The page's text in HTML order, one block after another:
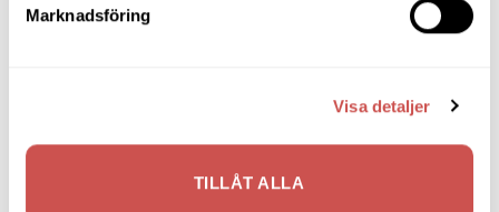
Marknadsföring
Visa detaljer
TILLÅT ALLA
Soffbord utomhus